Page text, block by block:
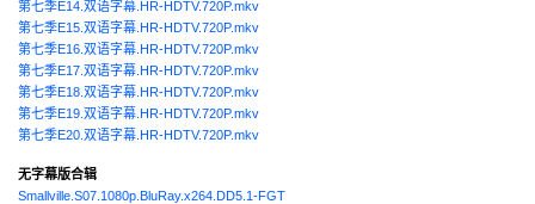
第七季E14.双语字幕.HR-HDTV.720P.mkv
第七季E15.双语字幕.HR-HDTV.720P.mkv
第七季E16.双语字幕.HR-HDTV.720P.mkv
第七季E17.双语字幕.HR-HDTV.720P.mkv
第七季E18.双语字幕.HR-HDTV.720P.mkv
第七季E19.双语字幕.HR-HDTV.720P.mkv
第七季E20.双语字幕.HR-HDTV.720P.mkv
无字幕版合辑
Smallville.S07.1080p.BluRay.x264.DD5.1-FGT